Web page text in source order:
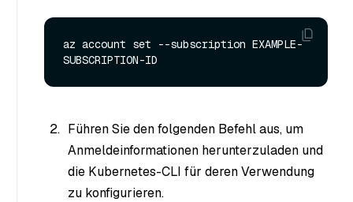
az account set --subscription EXAMPLE-
Führen Sie den folgenden Befehl aus, um
Anmeldeinformationen herunterzuladen und
die Kubernetes-CLI für deren Verwendung
zu konfigurieren.